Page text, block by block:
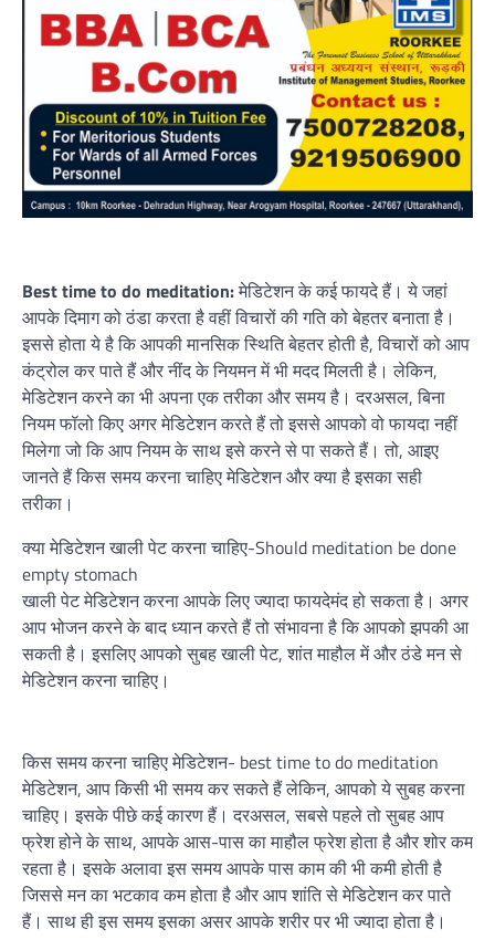
Best time to do meditation:मेडिटेशन के कई फायदे हैं। ये जहां
आपके दिमाग को ठंडा करता है वहीं विचारों की गति को बेहतर बनाता है।
इससे होता ये है कि आपकी मानसिक स्थिति बेहतर होती है, विचारों को आप
कंट्रोल कर पाते हैं और नींद के नियमन में भी मदद मिलती है। लेकिन,
मेडिटेशन करने का भी अपना एक तरीका और समय है। दरअसल, बिना
नियम फॉलो किए अगर मेडिटेशन करते हैं तो इससे आपको वो फायदा नहीं
मिलेगा जो कि आप नियम के साथ इसे करने से पा सकते हैं। तो, आइए
जानते हैं किस समय करना चाहिए मेडिटेशन और क्या है इसका सही
तरीका।
क्या मेडिटेशन खाली पेट करना चाहिए-Should meditation be done
empty stomach
खाली पेट मेडिटेशन करना आपके लिए ज्यादा फायदेमंद हो सकता है। अगर
आप भोजन करने के बाद ध्यान करते हैं तो संभावना है कि आपको झपकी आ
सकती है। इसलिए आपको सुबह खाली पेट, शांत माहौल में और ठंडे मन से
मेडिटेशन करना चाहिए।
किस समय करना चाहिए मेडिटेशन- best time to do meditation
मेडिटेशन, आप किसी भी समय कर सकते हैं लेकिन, आपको ये सुबह करना
चाहिए। इसके पीछे कई कारण हैं। दरअसल, सबसे पहले तो सुबह आप
फ्रेश होने के साथ, आपके आस-पास का माहौल फ्रेश होता है और शोर कम
रहता है। इसके अलावा इस समय आपके पास काम की भी कमी होती है
जिससे मन का भटकाव कम होता है और आप शांति से मेडिटेशन कर पाते
हैं। साथ ही इस समय इसका असर आपके शरीर पर भी ज्यादा होता है।